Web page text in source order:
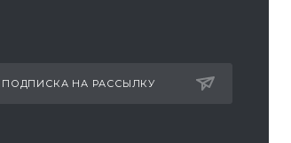
ПОДПИСКА НА РАССЫЛКУ